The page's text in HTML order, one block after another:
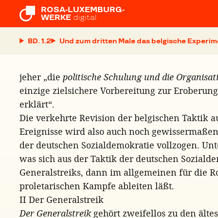
ROSA-LUXEMBURG-
WERKE digital
BD. 1.2 Und zum dritten Male das belgische
jeher „diepolitische Schulung und die
einzige zielsichere Vorbereitung zur
erklärt“.
Die verkehrte Revision der belgischen Taktik
Ereignisse wird also auch noch
der deutschen Sozialdemokratie vollzogen.
was sich aus der Taktik der deutschen
Generalstreiks, dann im allgemeinen für die
proletarischen Kampfe ableiten läßt.
II Der Generalstreik
Der Generalstreikgehört zweifellos zu den